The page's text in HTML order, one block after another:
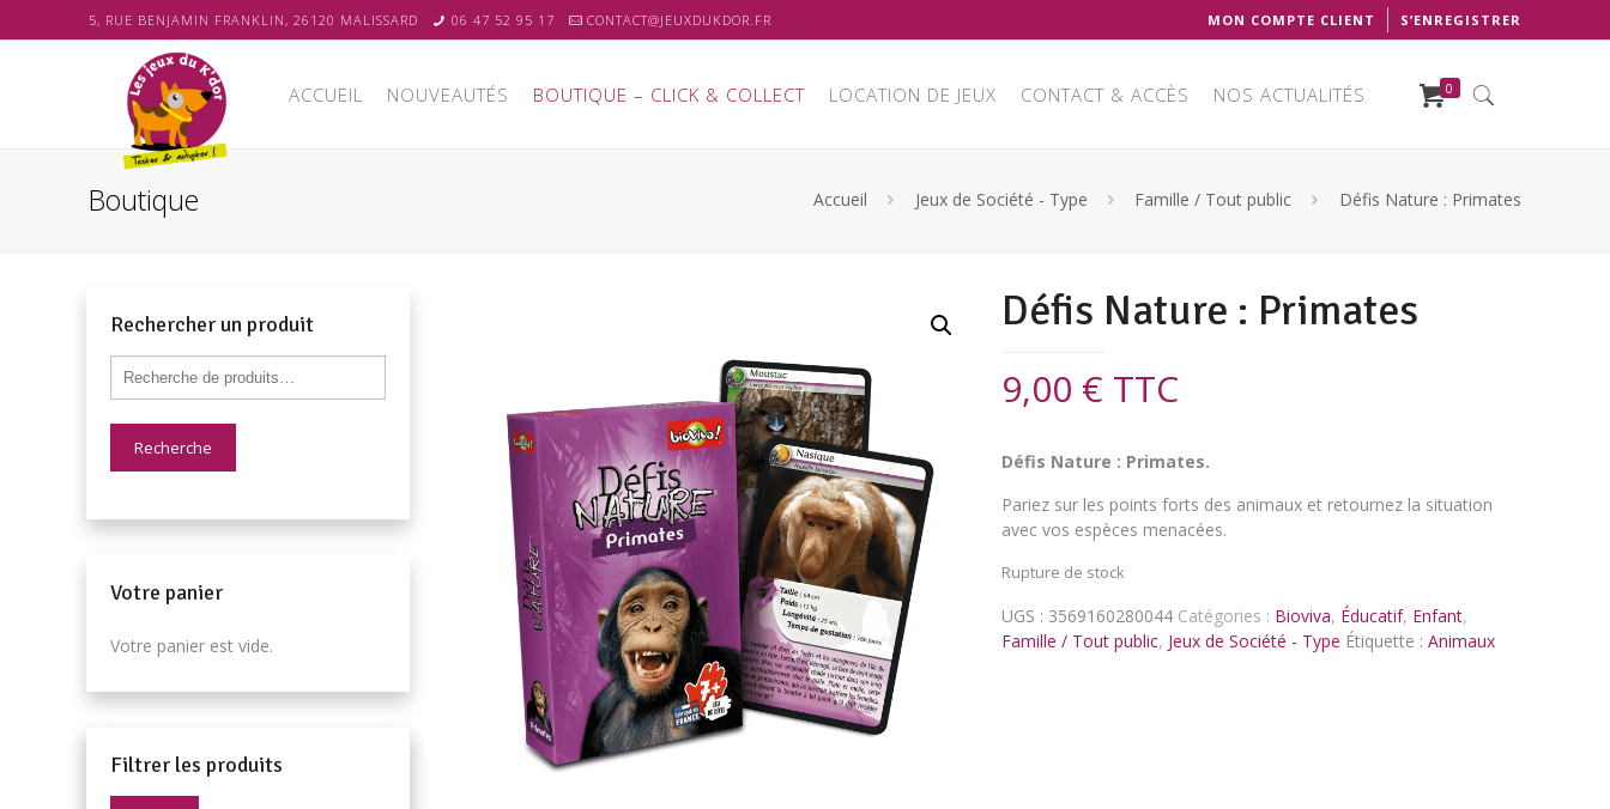
5, RUE BENJAMIN FRANKLIN, 26120 MALISSARD 06 47 52 95 17 CONTACT@JEUXDUKDOR.FR MON COMPTE CLIENT S’ENREGISTRER
ACCUEIL NOUVEAUTÉS BOUTIQUE – CLICK & COLLECT LOCATION DE JEUX CONTACT & ACCÈS NOS ACTUALITÉS 0
Boutique Accueil Jeux de Société - Type Famille / Tout public Défis Nature : Primates
Défis Nature : Primates
9,00 € TTC
Défis Nature : Primates.
Pariez sur les points forts des animaux et retournez la situation
avec vos espèces menacées.
Rupture de stock
UGS : 3569160280044 Catégories : Bioviva, Éducatif, Enfant,
Famille / Tout public, Jeux de Société - Type Étiquette : Animaux
Rechercher un produit
Recherche
Votre panier
Votre panier est vide.
Filtrer les produits